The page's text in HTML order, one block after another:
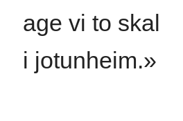
age vi to skal
i jotunheim.»